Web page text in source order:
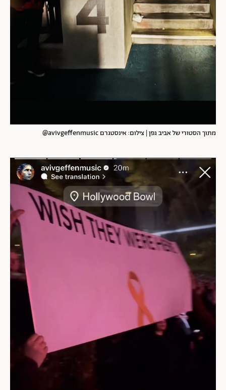
מתוך הסטורי של אביב גפן | צילום: אינסטגרם avivgeffenmusic@